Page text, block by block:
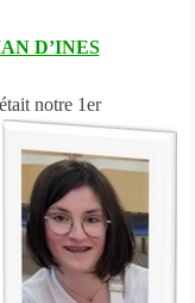
D’INES
notre 1er